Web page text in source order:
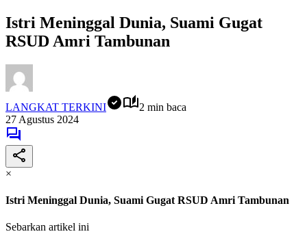
Istri Meninggal Dunia, Suami Gugat
RSUD Amri Tambunan
LANGKAT TERKINI
2 min baca
27 Agustus 2024
×
Istri Meninggal Dunia, Suami Gugat RSUD Amri Tambunan
Sebarkan artikel ini